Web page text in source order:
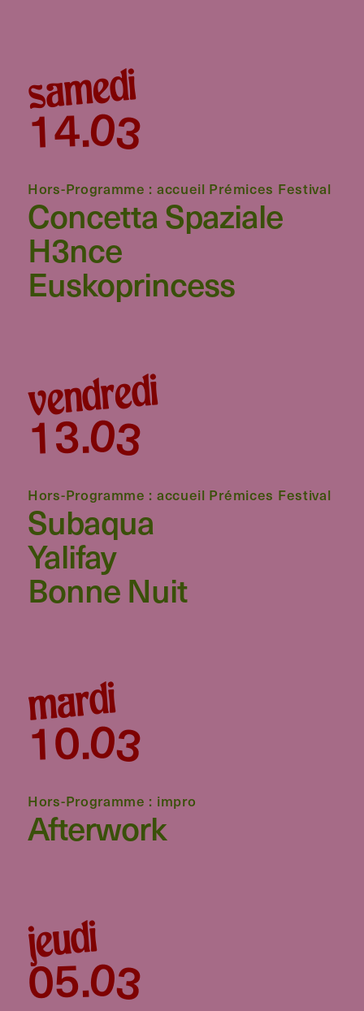
samedi
03
.
14
Hors-Programme : accueil Prémices Festival
Concetta Spaziale
H3nce
Euskoprincess
vendredi
03
.
13
Hors-Programme : accueil Prémices Festival
Subaqua
Yalifay
Bonne Nuit
mardi
03
.
10
Hors-Programme : impro
Afterwork
jeudi
03
.
05